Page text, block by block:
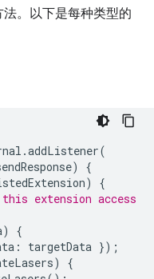
法。以下是每种类型的
.addListener(
)
{
)
{
extension access
)
{
: targetData });
)
{